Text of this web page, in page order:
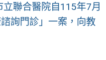
立聯合醫院自115年7月
詢門診」一案，向教